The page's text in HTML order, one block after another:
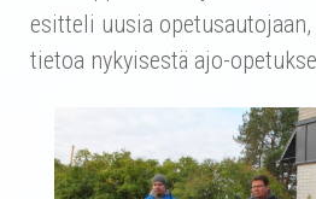
esitteli uusia
tietoa nykyisestä ajo-